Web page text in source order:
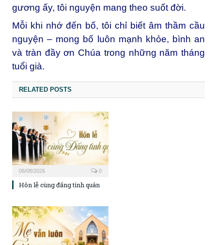
gương ấy, tôi nguyện mang theo suốt đời.
Mỗi khi nhớ đến bố, tôi chỉ biết âm thầm cầu
nguyện – mong bố luôn mạnh khỏe, bình an
và tràn đầy ơn Chúa trong những năm tháng
tuổi già.
RELATED POSTS
06/08/2026 0
Hôn lễ cùng đấng tình quân